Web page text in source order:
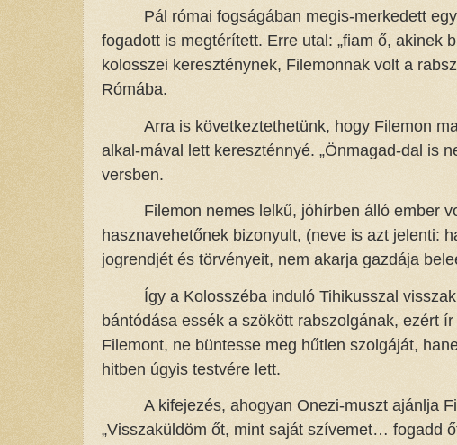
Pál római fogságában megis-merkedett
fogadott is megtérített. Erre utal: „fiam ő, akinek
kolosszei kereszténynek, Filemonnak volt a
Rómába.
Arra is következtethetünk, hogy Filemon
alkal-mával lett kereszténnyé. „Önmagad-dal is
versben.
Filemon nemes lelkű, jóhírben álló ember
hasznavehetőnek bizonyult, (neve is azt jelenti:
jogrendjét és törvényeit, nem akarja gazdája
Így a Kolosszéba induló Tihikusszal
bántódása essék a szökött rabszolgának, ezért
Filemont, ne büntesse meg hűtlen szolgáját,
hitben úgyis testvére lett.
A kifejezés, ahogyan Onezi-muszt ajánlja
„Visszaküldöm őt, mint saját szívemet… fogadd